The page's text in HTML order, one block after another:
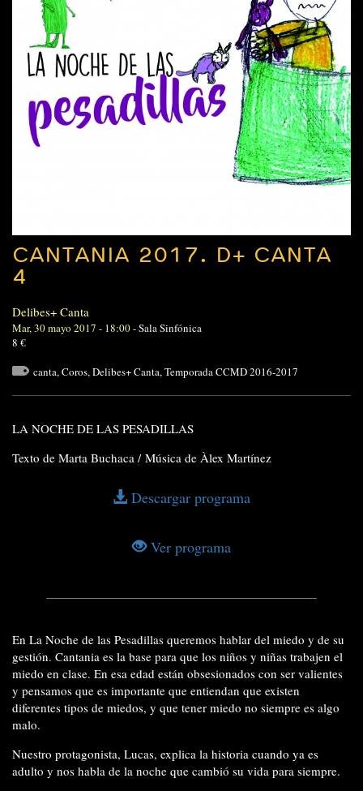
CANTANIA 2017. D+ CANTA
4
Delibes+ Canta
Mar, 30 mayo 2017 - 18:00-Sala Sinfónica
8 €
canta,Coros,Delibes+ Canta,Temporada CCMD 2016-2017
LA NOCHE DE LAS PESADILLAS
Texto de Marta Buchaca / Música de Àlex Martínez
Descargar programa
Ver programa
En La Noche de las Pesadillas queremos hablar del miedo y de su
gestión. Cantania es la base para que los niños y niñas trabajen el
miedo en clase. En esa edad están obsesionados con ser valientes
y pensamos que es importante que entiendan que existen
diferentes tipos de miedos, y que tener miedo no siempre es algo
malo.
Nuestro protagonista, Lucas, explica la historia cuando ya es
adulto y nos habla de la noche que cambió su vida para siempre.